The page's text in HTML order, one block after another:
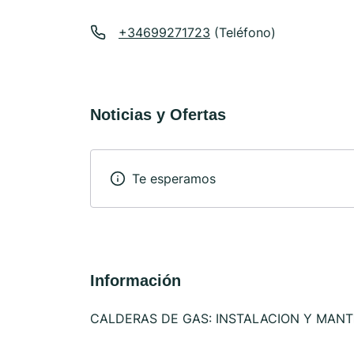
+34699271723 (Teléfono)
Noticias y Ofertas
Te esperamos
Información
CALDERAS DE GAS: INSTALACION Y